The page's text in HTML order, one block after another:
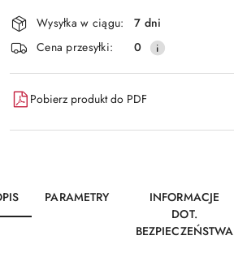
i
dostawa
Wysyłka w ciągu:
7 dni
Cena przesyłki:
0
Pobierz produkt do PDF
PARAMETRY
INFORMACJE
DOT.
BEZPIECZEŃSTWA